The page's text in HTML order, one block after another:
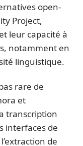
open-
Project,
leur capacité à
notamment en
linguistique.
rare de
et
transcription
interfaces de
de